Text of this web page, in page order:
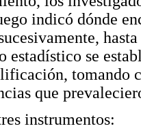
indicó dónde
estadístico se
tomando
que
instrumentos: